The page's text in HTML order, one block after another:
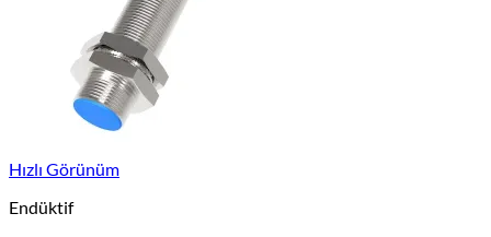
Hızlı Görünüm
Endüktif